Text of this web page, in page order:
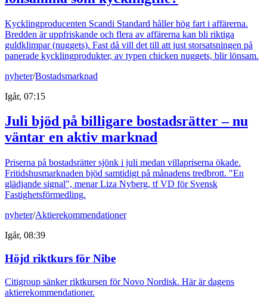
Kycklingproducenten Scandi Standard håller hög fart i affärerna.
Bredden är uppfriskande och flera av affärerna kan bli riktiga
guldklimpar (nuggets). Fast då vill det till att just storsatsningen på
panerade kycklingprodukter, av typen chicken nuggets, blir lönsam.
nyheter/Bostadsmarknad
Igår, 07:15
Juli bjöd på billigare bostadsrätter – nu
väntar en aktiv marknad
Priserna på bostadsrätter sjönk i juli medan villapriserna ökade.
Fritidshusmarknaden bjöd samtidigt på månadens tredbrott. "En
glädjande signal", menar Liza Nyberg, tf VD för Svensk
Fastighetsförmedling.
nyheter/Aktierekommendationer
Igår, 08:39
Höjd riktkurs för Nibe
Citigroup sänker riktkursen för Novo Nordisk. Här är dagens
aktierekommendationer.